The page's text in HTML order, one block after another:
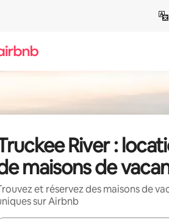
River :
maisons de
et réservez des maisons de
sur Airbnb